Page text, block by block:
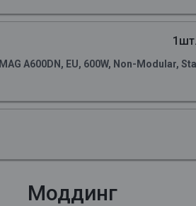
MAG A600DN, EU, 600W, Non-Modular,
Моддинг